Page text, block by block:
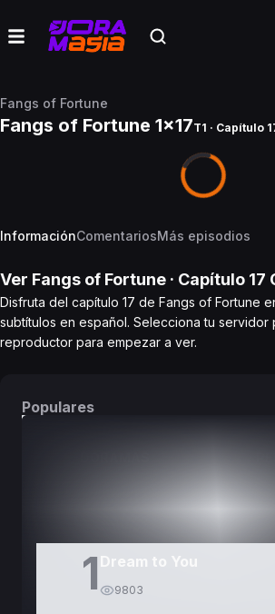
Fangs of Fortune
Fangs of Fortune 1x17T1 · Capítulo
InformaciónComentariosMás episodios
Ver Fangs of Fortune · Capítulo 17
Disfruta del capítulo 17 de Fangs of Fortune
subtítulos en español. Selecciona tu
reproductor para empezar a ver.
Populares
1 Dream to You
9803